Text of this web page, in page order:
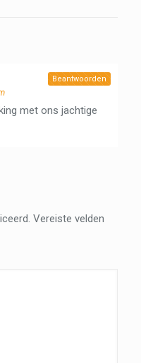
met ons jachtige
Beantwoorden
Vereiste velden